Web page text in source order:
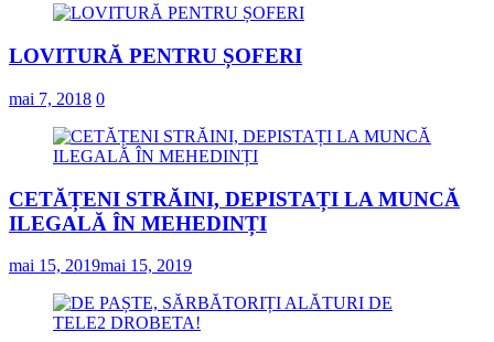
LOVITURĂ PENTRU ȘOFERI
mai 7, 2018 0
CETĂȚENI STRĂINI, DEPISTAȚI LA MUNCĂ
ILEGALĂ ÎN MEHEDINȚI
mai 15, 2019mai 15, 2019